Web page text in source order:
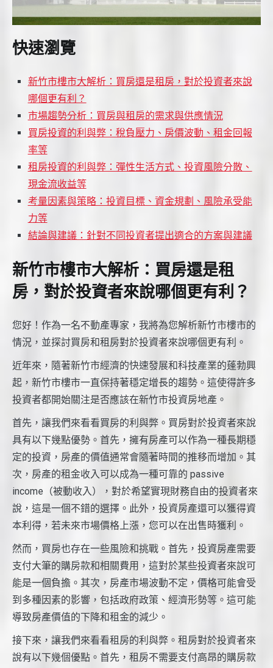
快速瀏覽
新竹市樓市大解析：買房還是租房，對於投資者來說
哪個更有利？
市場趨勢分析：買房與租房的需求與供應情況
買房投資的利與弊：稅負壓力、房價波動、租金回報
率等
租房投資的利與弊：彈性生活方式、投資風險分散、
現金流收益等
考量因素與策略：投資目標、資金規劃、風險承受能
力等
結論與建議：針對不同投資者提出適合的方案與建議
新竹市樓市大解析：買房還是租
房，對於投資者來說哪個更有利？
您好！作為一名不動產專家，我將為您解析新竹市樓市的
情況，並探討買房和租房對於投資者來說哪個更有利。
近年來，隨著新竹市經濟的快速發展和科技產業的蓬勃興
起，新竹市樓市一直保持著穩定增長的趨勢。這使得許多
投資者都開始關注是否應該在新竹市投資房地產。
首先，讓我們來看看買房的利與弊。買房對於投資者來說
具有以下幾點優勢。首先，擁有房產可以作為一種長期穩
定的投資，房產的價值通常會隨著時間的推移而增加。其
次，房產的租金收入可以成為一種可靠的 passive
income（被動收入），對於希望實現財務自由的投資者來
說，這是一個不錯的選擇。此外，投資房產還可以獲得資
本利得，若未來市場價格上漲，您可以在出售時獲利。
然而，買房也存在一些風險和挑戰。首先，投資房產需要
支付大筆的購房款和相關費用，這對於某些投資者來說可
能是一個負擔。其次，房產市場波動不定，價格可能會受
到多種因素的影響，包括政府政策、經濟形勢等。這可能
導致房產價值的下降和租金的減少。
接下來，讓我們來看看租房的利與弊。租房對於投資者來
說有以下幾個優點。首先，租房不需要支付高昂的購房款